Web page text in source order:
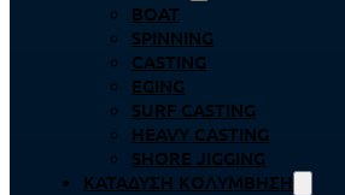
BOAT
SPINNING
CASTING
EGING
SURF CASTING
HEAVY CASTING
SHORE JIGGING
ΚΑΤΆΔΥΣΗ ΚΟΛΎΜΒΗΣΗ